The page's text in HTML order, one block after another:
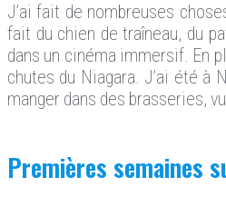
J’ai fait de nombreuses
fait du chien de traîneau, du
dans un cinéma immersif. En
chutes du Niagara. J’ai été à
manger dans des brasseries,
Premières semaines